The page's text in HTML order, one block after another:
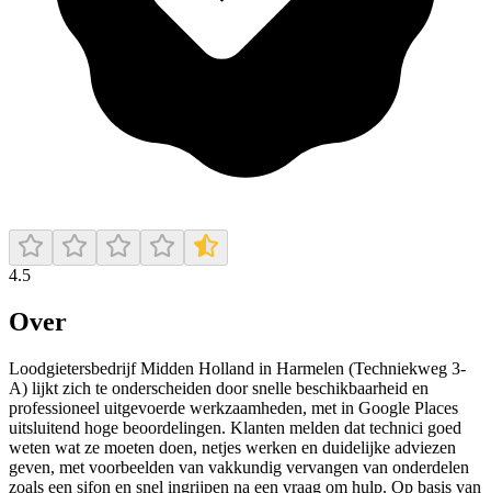
4.5
Over
Loodgietersbedrijf Midden Holland in Harmelen (Techniekweg 3-
A) lijkt zich te onderscheiden door snelle beschikbaarheid en
professioneel uitgevoerde werkzaamheden, met in Google Places
uitsluitend hoge beoordelingen. Klanten melden dat technici goed
weten wat ze moeten doen, netjes werken en duidelijke adviezen
geven, met voorbeelden van vakkundig vervangen van onderdelen
zoals een sifon en snel ingrijpen na een vraag om hulp. Op basis van